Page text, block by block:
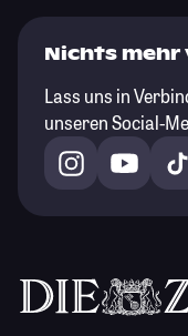
Nichts mehr
Lass uns in
unseren Social-